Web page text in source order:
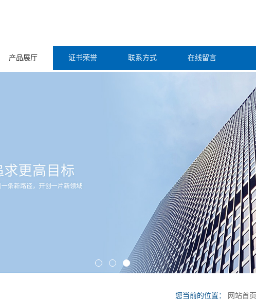
产品展厅 证书荣誉 联系方式 在线留言
您当前的位置： 网站首页